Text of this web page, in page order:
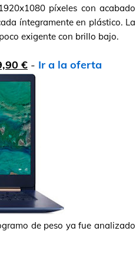
píxeles con acabado
íntegramente en plástico. La
exigente con brillo bajo.
€ - Ir a la oferta
de peso ya fue analizado